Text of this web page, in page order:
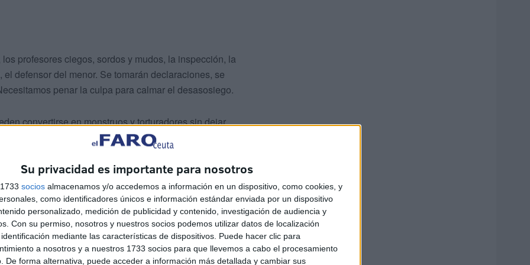
Su privacidad es importante para nosotros
socios almacenamos y/o accedemos a información en un dispositivo, como cookies, y
como identificadores únicos e información estándar enviada por un dispositivo
personalizado, medición de publicidad y contenido, investigación de audiencia y
Con su permiso, nosotros y nuestros socios podemos utilizar datos de localización
mediante las características de dispositivos. Puede hacer clic para
a nosotros y a nuestros 1733 socios para que llevemos a cabo el procesamiento
De forma alternativa, puede acceder a información más detallada y cambiar sus
profesores ciegos, sordos y mudos, la inspección, la
defensor del menor. Se tomarán declaraciones, se
penar la culpa para calmar el desasosiego.
convertirse en monstruos y torturadores sin dejar
de las tutorías, de los equipos de orientación.
todo se convertirá en una nube que desaparecerá sin
el acoso de tres compañeras de su colegio. Su
centro. Sabía la angustia que le generaba retomar las
y esta vez con un informe de la psicóloga que
que, al menos, la separaran de sus supuestas
para que el acoso se acrecentara en esa "maldad